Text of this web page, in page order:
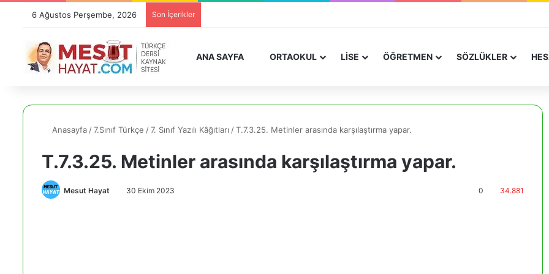
6 Ağustos Perşembe, 2026 Son İçerikler
ANA SAYFA ORTAOKUL LİSE ÖĞRETMEN SÖZLÜKLER
Anasayfa /7.Sınıf Türkçe /7. Sınıf Yazılı Kâğıtları /T.7.3.25. Metinler arasında karşılaştırma yapar.
T.7.3.25. Metinler arasında karşılaştırma yapar.
Mesut Hayat 30 Ekim 2023 0 34.881